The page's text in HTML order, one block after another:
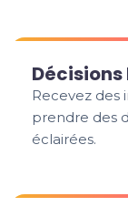
Décisions
Recevez des
prendre des
éclairées.